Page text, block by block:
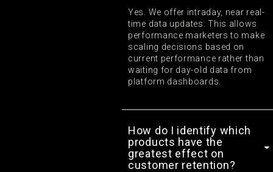
Yes. We offer intraday, near real-
time data updates. This allows
performance marketers to make
scaling decisions based on
current performance rather than
waiting for day-old data from
platform dashboards.
How do I identify which
products have the
greatest effect on
customer retention?